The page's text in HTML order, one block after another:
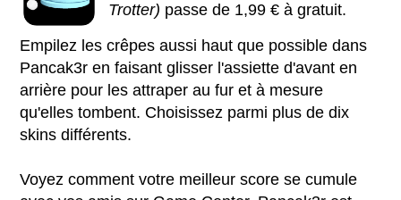
Trotter) passe de 1,99 € à gratuit.
Empilez les crêpes aussi haut que possible dans
Pancak3r en faisant glisser l'assiette d'avant en
arrière pour les attraper au fur et à mesure
qu'elles tombent. Choisissez parmi plus de dix
skins différents.
Voyez comment votre meilleur score se cumule